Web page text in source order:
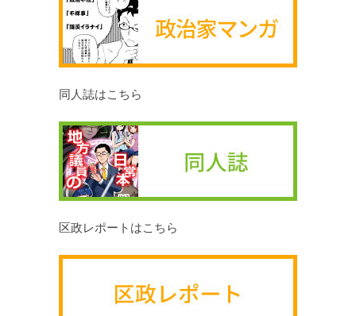
同人誌はこちら
区政レポートはこちら